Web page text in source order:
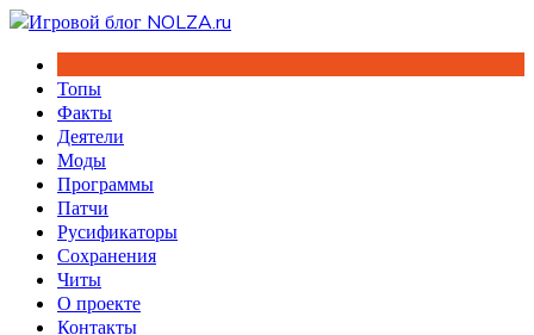
Перейти
содержимому
Топы
Факты
Деятели
Моды
Программы
Патчи
Русификаторы
Сохранения
Читы
О проекте
Контакты